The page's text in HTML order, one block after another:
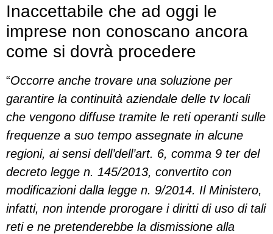
Inaccettabile che ad oggi le
imprese non conoscano ancora
come si dovrà procedere
“Occorre anche trovare una soluzione per
garantire la continuità aziendale delle tv locali
che vengono diffuse tramite le reti operanti sulle
frequenze a suo tempo assegnate in alcune
regioni, ai sensi dell’dell’art. 6, comma 9 ter del
decreto legge n. 145/2013, convertito con
modificazioni dalla legge n. 9/2014. Il Ministero,
infatti, non intende prorogare i diritti di uso di tali
reti e ne pretenderebbe la dismissione alla